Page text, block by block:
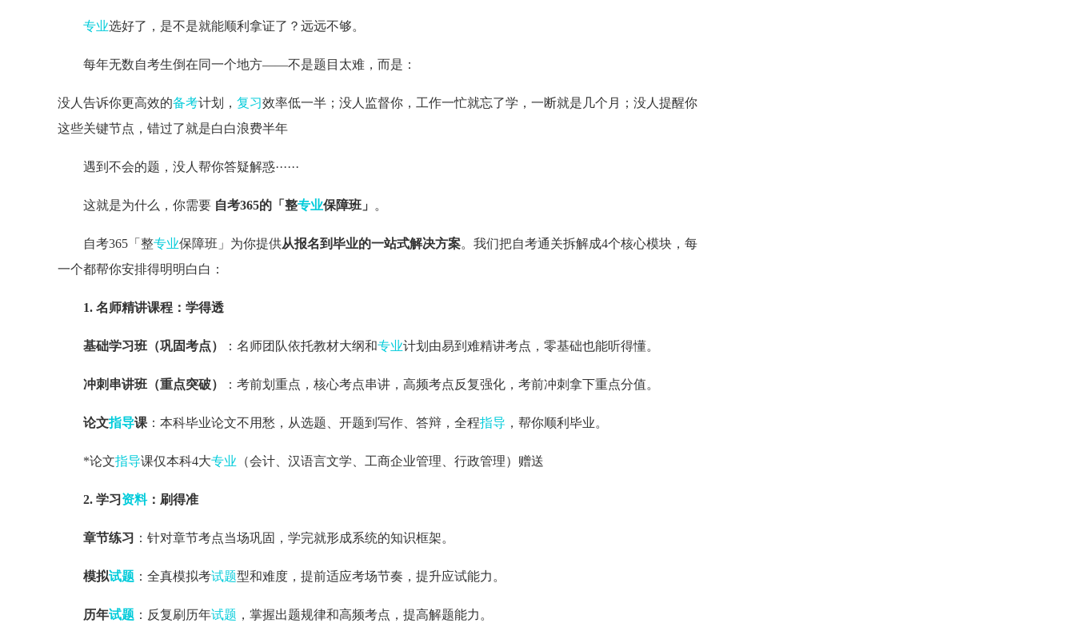
专业选好了，是不是就能顺利拿证了？远远不够。
每年无数自考生倒在同一个地方——不是题目太难，而是：
没人告诉你更高效的备考计划， 复习效率低一半；没人监督你，工作一忙就忘了学，一断就是几个月；没人提醒你
这些关键节点，错过了就是白白浪费半年
遇到不会的题，没人帮你答疑解惑······
这就是为什么，你需要 自考365的「整专业保障班」 。
自考365「整专业保障班」为你提供从报名到毕业的一站式解决方案。我们把自考通关拆解成4个核心模块，每
一个都帮你安排得明明白白：
1. 名师精讲课程：学得透
基础学习班（巩固考点） ：名师团队依托教材大纲和专业计划由易到难精讲考点，零基础也能听得懂。
冲刺串讲班（重点突破） ：考前划重点，核心考点串讲，高频考点反复强化，考前冲刺拿下重点分值。
论文指导课 ：本科毕业论文不用愁，从选题、开题到写作、答辩，全程指导 ，帮你顺利毕业。
*论文指导课仅本科4大专业 （会计、汉语言文学、工商企业管理、行政管理）赠送
2. 学习 资料：刷得准
章节练习 ：针对章节考点当场巩固，学完就形成系统的知识框架。
模拟试题 ：全真模拟考试题型和难度，提前适应考场节奏，提升应试能力。
历年试题 ：反复刷历年试题 ，掌握出题规律和高频考点，提高解题能力。